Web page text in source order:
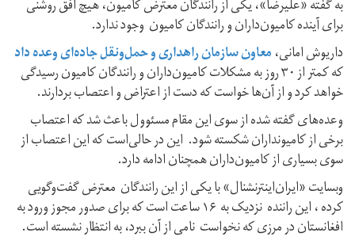
به گفته «علیرضا»، یکی از رانندگان معترض کامیون، هیچ افق روشنی
برای آینده کامیون‌داران و رانندگان کامیون وجود ندارد.
داریوش امانی،معاون سازمان راهداری و حمل‌ونقل جاده‌ای وعده داد
که کمتر از ۳۰ روز به مشکلات کامیون‌داران و رانندگان کامیون رسیدگی
خواهد کرد و از آن‌ها خواست که دست از اعتراض و اعتصاب بردارند.
وعده‌های گفته شده از سوی این مقام مسئوول باعث شد که اعتصاب
برخی از کامیونداران شکسته شود. این در حالی‌است که این اعتصاب از
سوی بسیاری از کامیون‌داران همچنان ادامه دارد.
وبسایت «ایران‌اینترنشنال» با یکی از این رانندگان معترض گفت‌و‌گویی
کرده ، این راننده نزدیک به ۱۶ ساعت است که برای صدور مجوز ورود به
افغانستان در مرزی که نخواست نامی از آن ببرد، به انتظار نشسته است.